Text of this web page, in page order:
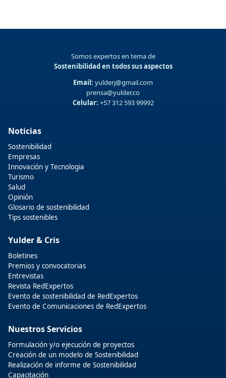
Somos expertos en tema de
Sostenibilidad en todos sus aspectos
Email: yulderj@gmail.com
prensa@yulder.co
Celular: +57 312 593 99992
Noticias
Sostenibilidad
Empresas
Innovación y Tecnologia
Turismo
Salud
Opinión
Glosario de sostenibilidad
Tips sostenibles
Yulder & Cris
Boletines
Premios y convocatorias
Entrevistas
Revista RedExpertos
Evento de sostenibilidad de RedExpertos
Evento de Comunicaciones de RedExpertos
Nuestros Servicios
Formulación y/o ejecución de proyectos
Creación de un modelo de Sostenibilidad
Realización de informe de Sostenibilidad
Capacitación